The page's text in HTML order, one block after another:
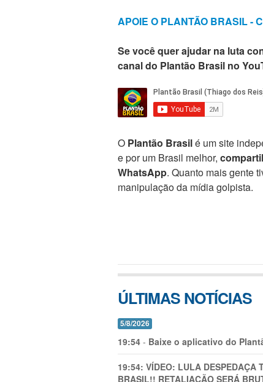
APOIE O PLANTÃO BRASIL -
Se você quer ajudar na luta
canal do Plantão Brasil no
O Plantão Brasilé um site
e por um Brasil melhor,
WhatsApp. Quanto mais gente
manipulação da mídia golpista.
ÚLTIMAS NOTÍCIAS
5/8/2026
19:54 - Baixe o aplicativo do
19:54: VÍDEO: LULA DESPEDAÇA
BRASIL!! RETALIAÇÃO SERÁ